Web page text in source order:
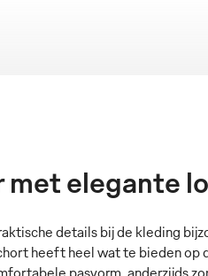
met elegante
details bij de kleding
heeft heel wat te bieden op
pasvorm, anderzijds